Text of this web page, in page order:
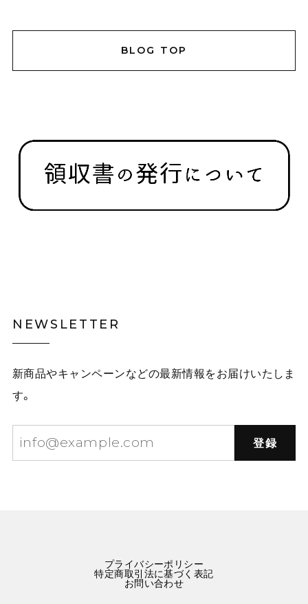
BLOG TOP
NEWSLETTER
新商品やキャンペーンなどの最新情報をお届けいたしま
す。
登録
プライバシーポリシー
特定商取引法に基づく表記
お問い合わせ